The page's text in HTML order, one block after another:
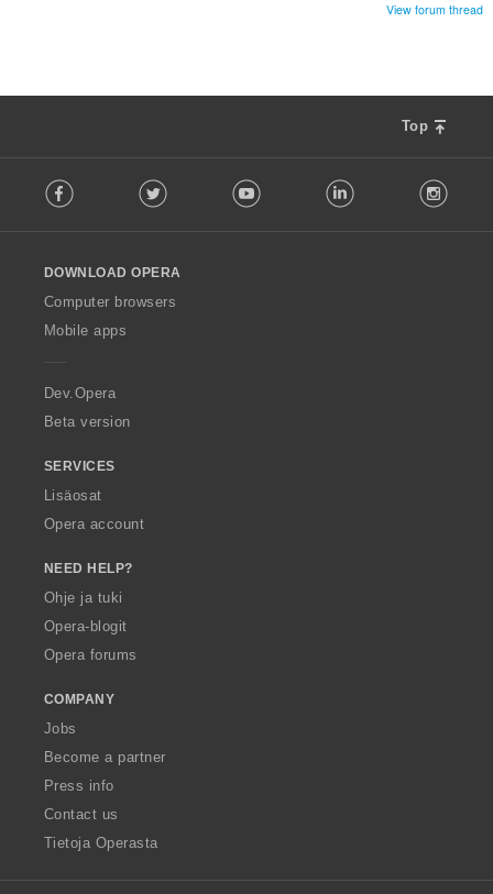
View forum thread
Top
o
w
O
p
a
Facebook Twitter Youtube LinkedIn
DOWNLOAD OPERA
Computer browsers
Mobile apps
Dev.Opera
Beta version
SERVICES
Lisäosat
Opera account
NEED HELP?
Ohje ja tuki
Opera-blogit
Opera forums
COMPANY
Jobs
Become a partner
Press info
Contact us
Tietoja Operasta